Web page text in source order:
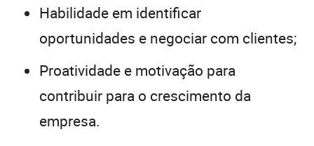
Habilidade em identificar
oportunidades e negociar com clientes;
Proatividade e motivação para
contribuir para o crescimento da
empresa.